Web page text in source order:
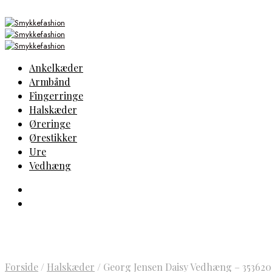
Ankelkæder
Armbånd
Fingerringe
Halskæder
Øreringe
Ørestikker
Ure
Vedhæng
Forside / Halskæder / Georg Jensen Daisy Vedhæng –